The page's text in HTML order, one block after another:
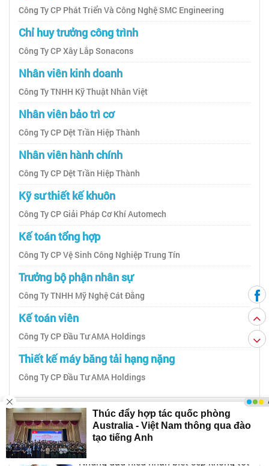
Công Ty CP Phát Triển Và Công Nghệ SMC Engineering
Chỉ huy trưởng công trình
Công Ty CP Xây Lắp Sonacons
Nhân viên kinh doanh
Công Ty TNHH Kỹ Thuật Nhân Việt
Nhân viên bảo trì cơ
Công Ty CP Dệt Trần Hiệp Thành
Nhân viên hành chính
Công Ty CP Dệt Trần Hiệp Thành
Kỹ sư thiết kế khuôn
Công Ty CP Giải Pháp Cơ Khí Automech
Kế toán tổng hợp
Công Ty CP Vệ Sinh Công Nghiệp Trung Tín
Trưởng bộ phận nhân sự
Công Ty TNHH Mỹ Nghệ Cát Đằng
Kế toán viên
Công Ty CP Đầu Tư AMA Holdings
Thiết kế máy băng tải hạng nặng
Công Ty CP Đầu Tư AMA Holdings
Cẩm nang việc làm
Những dấu hiệu nhận biết sếp không tốt